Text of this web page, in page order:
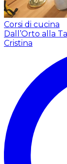
Corsi di cucina
Dall’Orto alla
Cristina